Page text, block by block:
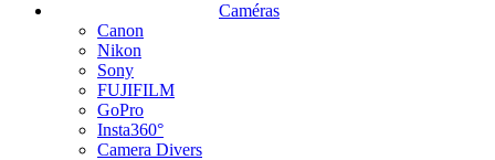
Caméras
Canon
Nikon
Sony
FUJIFILM
GoPro
Insta360°
Camera Divers